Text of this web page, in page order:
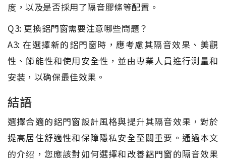
度，以及是否採用了隔音膠條等配置。
Q3: 更換鋁門窗需要注意哪些問題？
A3: 在選擇新的鋁門窗時，應考慮其隔音效果、美觀
性、節能性和使用安全性，並由專業人員進行測量和
安装，以确保最佳效果。
結語
選擇合適的鋁門窗設計風格與提升其隔音效果，對於
提高居住舒適性和保障隱私安全至關重要。通過本文
的介绍，您應該對如何選擇和改善鋁門窗的隔音效果